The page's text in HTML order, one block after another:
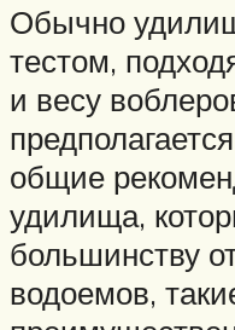
Обычно
тестом,
и весу
общие
удилища,
большинству
водоемов,